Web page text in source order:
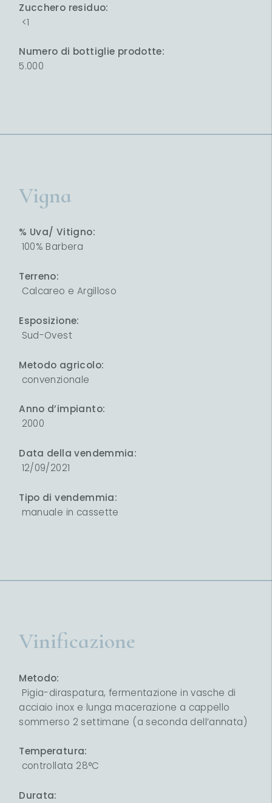
Zucchero residuo:
<1
Numero di bottiglie prodotte:
5.000
Vigna
% Uva/ Vitigno:
100% Barbera
Terreno:
Calcareo e Argilloso
Esposizione:
Sud-Ovest
Metodo agricolo:
convenzionale
Anno d’impianto:
2000
Data della vendemmia:
12/09/2021
Tipo di vendemmia:
manuale in cassette
Vinificazione
Metodo:
Pigia-diraspatura, fermentazione in vasche di
acciaio inox e lunga macerazione a cappello
sommerso 2 settimane (a seconda dell’annata)
Temperatura:
controllata 28°C
Durata: